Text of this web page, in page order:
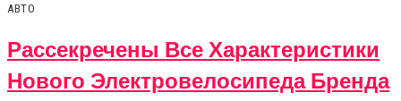
АВТО
Рассекречены Все Характеристики
Нового Электровелосипеда Бренда